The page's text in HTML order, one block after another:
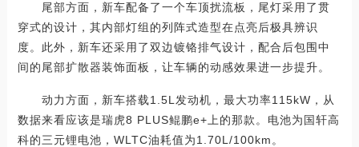
尾部方面，新车配备了一个车顶扰流板，尾灯采用了贯
穿式的设计，其内部灯组的列阵式造型在点亮后极具辨识
度。此外，新车还采用了双边镀铬排气设计，配合后包围中
间的尾部扩散器装饰面板，让车辆的动感效果进一步提升。
动力方面，新车搭载1.5L发动机，最大功率115kW，从
数据来看应该是瑞虎8 PLUS鲲鹏e+上的那款。电池为国轩高
科的三元锂电池，WLTC油耗值为1.70L/100km。